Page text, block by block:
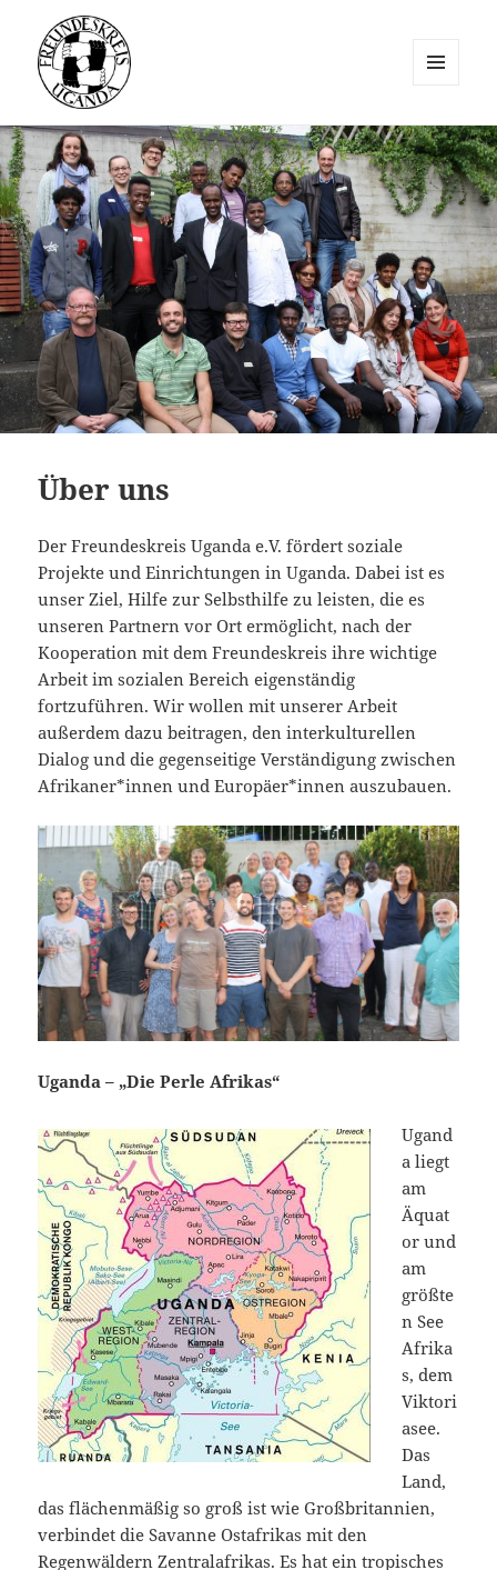
Freundeskreis Uganda e.V.
WIDGETS
Über uns
Der Freundeskreis Uganda e.V. fördert soziale
Projekte und Einrichtungen in Uganda. Dabei ist es
unser Ziel, Hilfe zur Selbsthilfe zu leisten, die es
unseren Partnern vor Ort ermöglicht, nach der
Kooperation mit dem Freundeskreis ihre wichtige
Arbeit im sozialen Bereich eigenständig
fortzuführen. Wir wollen mit unserer Arbeit
außerdem dazu beitragen, den interkulturellen
Dialog und die gegenseitige Verständigung zwischen
Afrikaner*innen und Europäer*innen auszubauen.
Uganda – „Die Perle Afrikas“
Ugand
a liegt
am
Äquat
or und
am
größte
n See
Afrika
s, dem
Viktori
asee.
Das
Land,
das flächenmäßig so groß ist wie Großbritannien,
verbindet die Savanne Ostafrikas mit den
Regenwäldern Zentralafrikas. Es hat ein tropisches